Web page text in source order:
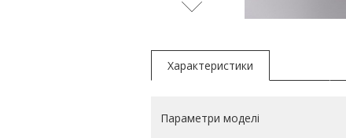
Характеристики
Параметри моделі